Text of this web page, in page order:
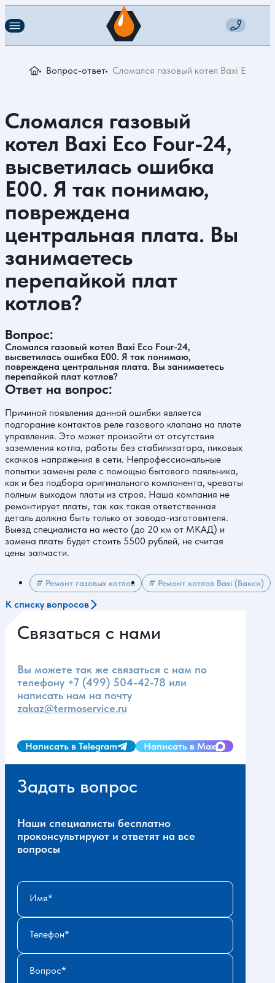
Вопрос-ответ Сломался газовый котел Baxi Eco
Сломался газовый
котел Baxi Eco Four-24,
высветилась ошибка
Е00. Я так понимаю,
повреждена
центральная плата. Вы
занимаетесь
перепайкой плат
котлов?
Вопрос:
Сломался газовый котел Baxi Eco Four-24,
высветилась ошибка Е00. Я так понимаю,
повреждена центральная плата. Вы занимаетесь
перепайкой плат котлов?
Ответ на вопрос:
Причиной появления данной ошибки является
подгорание контактов реле газового клапана на плате
управления. Это может произойти от отсутствия
заземления котла, работы без стабилизатора, пиковых
скачков напряжения в сети. Непрофессиональные
попытки замены реле с помощью бытового паяльника,
как и без подбора оригинального компонента, чреваты
полным выходом платы из строя. Наша компания не
ремонтирует платы, так как такая ответственная
деталь должна быть только от завода-изготовителя.
Выезд специалиста на место (до 20 км от МКАД) и
замена платы будет стоить 5500 рублей, не считая
цены запчасти.
# Ремонт газовых котлов # Ремонт котлов Baxi (Бакси)
К списку вопросов
Связаться с нами
Вы можете так же связаться с нам по
телефону +7 (499) 504-42-78 или
написать нам на почту
zakaz@termoservice.ru
Написать в Telegram Написать в Max
Задать вопрос
Наши специалисты бесплатно
проконсультируют и ответят на все
вопросы
Имя
Телефон
Вопрос